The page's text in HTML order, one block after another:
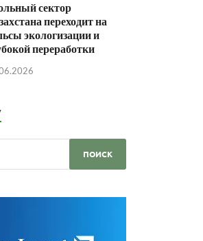
сектор
переходит на
экологизации и
переработки